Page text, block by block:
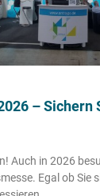
– Sichern
Auch in 2026
Egal ob Sie